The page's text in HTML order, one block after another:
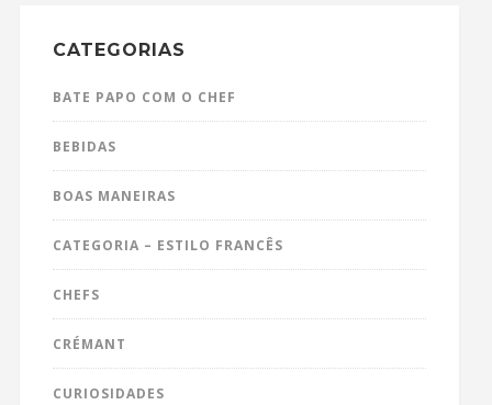
CATEGORIAS
BATE PAPO COM O CHEF
BEBIDAS
BOAS MANEIRAS
CATEGORIA – ESTILO FRANCÊS
CHEFS
CRÉMANT
CURIOSIDADES